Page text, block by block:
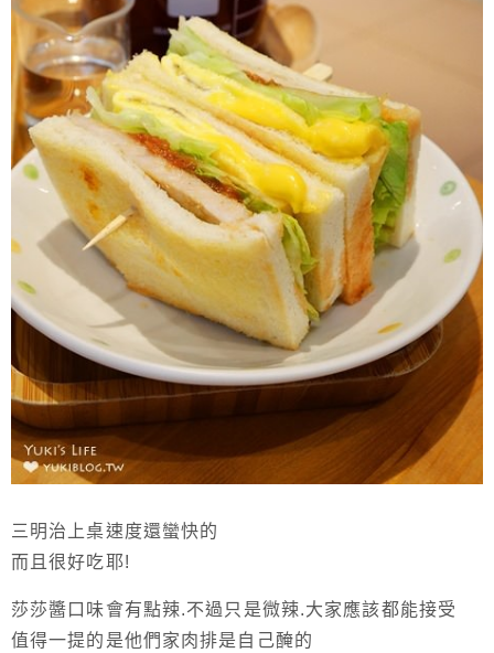
三明治上桌速度還蠻快的
而且很好吃耶!
莎莎醬口味會有點辣.不過只是微辣.大家應該都能接受
值得一提的是他們家肉排是自己醃的